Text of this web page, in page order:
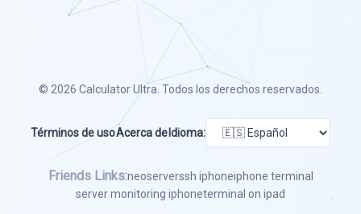
© 2026 Calculator Ultra. Todos los derechos reservados.
Términos de usoAcerca de Idioma:
Friends Links:neoserverssh iphoneiphone terminal
server monitoring iphoneterminal on ipad